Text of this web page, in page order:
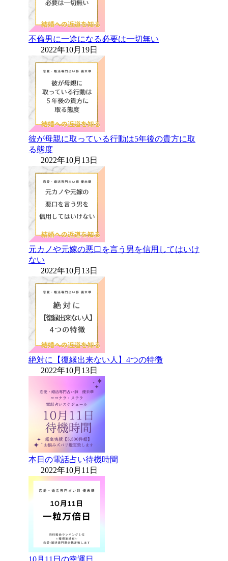
不倫男に一途になる必要は一切無い
2022年10月19日
彼が母親に取っている行動は5年後の貴方に取
る態度
2022年10月13日
元カノや元嫁の悪口を言う男を信用してはいけ
ない
2022年10月13日
絶対に【復縁出来ない人】4つの特徴
2022年10月13日
本日の電話占い待機時間
2022年10月11日
10月11日の幸運日